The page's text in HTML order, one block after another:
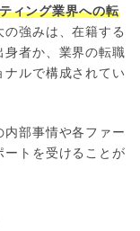
ィング業界への転
の強みは、在籍する
身者か、業界の転職
ルで構成されてい
部事情や各ファー
トを受けることが